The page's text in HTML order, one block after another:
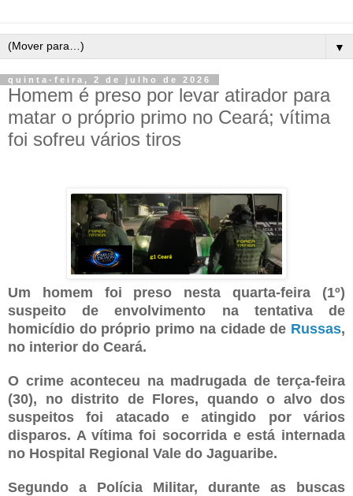
▼
quinta-feira, 2 de julho de 2026
Homem é preso por levar atirador para
matar o próprio primo no Ceará; vítima
foi sofreu vários tiros
Um homem foi preso nesta quarta-feira (1º)
suspeito de envolvimento na tentativa de
homicídio do próprio primo na cidade de Russas,
no interior do Ceará.
O crime aconteceu na madrugada de terça-feira
(30), no distrito de Flores, quando o alvo dos
suspeitos foi atacado e atingido por vários
disparos. A vítima foi socorrida e está internada
no Hospital Regional Vale do Jaguaribe.
Segundo a Polícia Militar, durante as buscas